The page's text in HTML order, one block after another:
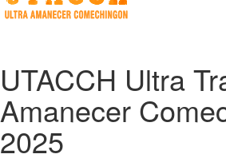
UTACCH Ultra
Amanecer
2025